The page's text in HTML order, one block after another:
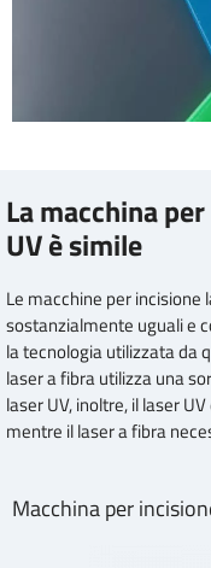
La macchina
UV è simile
Le macchine per incisione
sostanzialmente uguali e
la tecnologia utilizzata da
laser a fibra utilizza una
laser UV, inoltre, il laser
mentre il laser a fibra
Macchina per